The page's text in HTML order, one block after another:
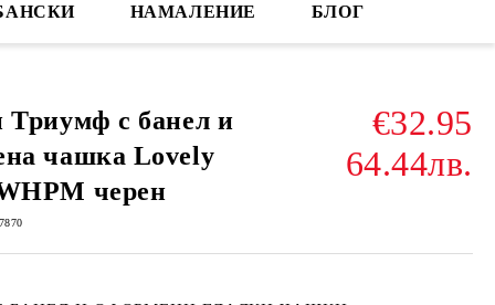
НАМАЛЕНИЕ БЛОГ
Триумф с банел и
чашка Lovely
черен
€32.95
64.44лв.